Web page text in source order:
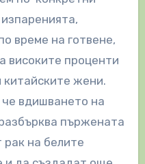
време на готвене,
високите проценти
китайските жени.
вдишването на
пържената
рак на белите